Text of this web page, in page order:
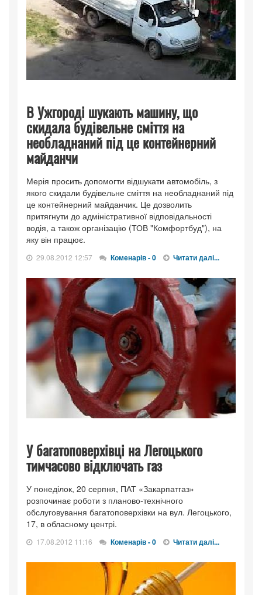
В Ужгороді шукають машину, що
скидала будівельне сміття на
необладнаний під це контейнерний
майданчи
Мерія просить допомогти відшукати автомобіль, з
якого скидали будівельне сміття на необладнаний під
це контейнерний майданчик. Це дозволить
притягнути до адміністративної відповідальності
водія, а також організацію (ТОВ "Комфортбуд"), на
яку він працює.
29.08.2012 12:57 Коменарів - 0 Читати далі...
У багатоповерхівці на Легоцького
тимчасово відключать газ
У понеділок, 20 серпня, ПАТ «Закарпатгаз»
розпочинає роботи з планово-технічного
обслуговування багатоповерхівки на вул. Легоцького,
17, в обласному центрі.
17.08.2012 11:16 Коменарів - 0 Читати далі...